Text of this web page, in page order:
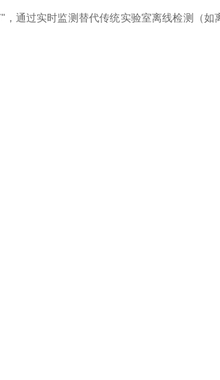
通过实时监测替代传统实验室离线检测（